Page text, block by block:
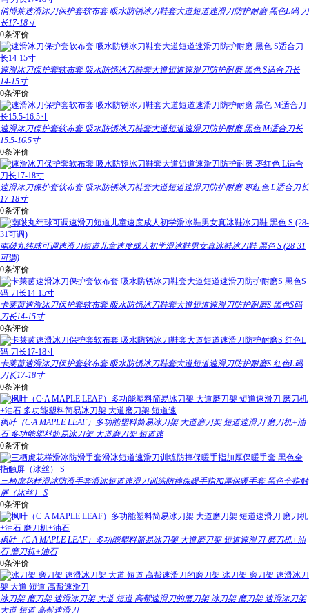
俏博莱速滑冰刀保护套软布套 吸水防锈冰刀鞋套大道短道速滑刀防护耐磨 黑色L码 刀
长17-18寸
0条评价
速滑冰刀保护套软布套 吸水防锈冰刀鞋套大道短道速滑刀防护耐磨 黑色 S适合刀长
14-15寸
0条评价
速滑冰刀保护套软布套 吸水防锈冰刀鞋套大道短道速滑刀防护耐磨 黑色 M适合刀长
15.5-16.5寸
0条评价
速滑冰刀保护套软布套 吸水防锈冰刀鞋套大道短道速滑刀防护耐磨 枣红色 L适合刀长
17-18寸
0条评价
南啵丸纬球可调速滑刀短道儿童速度成人初学滑冰鞋男女真冰鞋冰刀鞋 黑色 S (28-31
可调)
0条评价
卡莱茵速滑冰刀保护套软布套 吸水防锈冰刀鞋套大道短道速滑刀防护耐磨S 黑色S码
刀长14-15寸
0条评价
卡莱茵速滑冰刀保护套软布套 吸水防锈冰刀鞋套大道短道速滑刀防护耐磨S 红色L码
刀长17-18寸
0条评价
枫叶（C·A MAPLE LEAF）多功能塑料简易冰刀架 大道磨刀架 短道速滑刀 磨刀机+油
石 多功能塑料简易冰刀架 大道磨刀架 短道速
0条评价
三栖虎花样滑冰防滑手套滑冰短道速滑刀训练防摔保暖手指加厚保暖手套 黑色全指触
屏（冰丝） S
0条评价
枫叶（C·A MAPLE LEAF）多功能塑料简易冰刀架 大道磨刀架 短道速滑刀 磨刀机+油
石 磨刀机+油石
0条评价
冰刀架 磨刀架 速滑冰刀架 大道 短道 高帮速滑刀的磨刀架 冰刀架 磨刀架 速滑冰刀架
大道 短道 高帮速滑刀